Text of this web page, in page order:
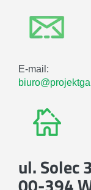
E-mail:
ul. Solec